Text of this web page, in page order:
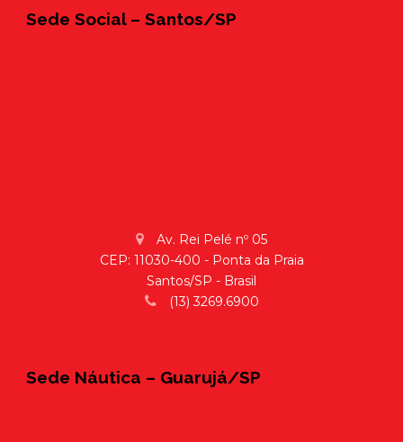
Sede Social – Santos/SP
Av. Rei Pelé nº 05
CEP: 11030-400 - Ponta da Praia
Santos/SP - Brasil
(13) 3269.6900
Sede Náutica – Guarujá/SP